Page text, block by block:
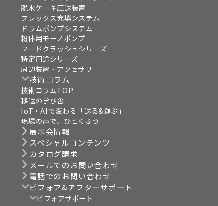
脱水ケーキ圧送装置
フレックス充填システム
ドラムポンプシステム
粉体用モーノポンプ
フードクラッシュシリーズ
特定用途シリーズ
周辺装置・アクセサリー
技術コラム
技術コラムTOP
移送の学び舎
IoT・AIで変わる「送る&運ぶ」
現場の声で、ひとくふう
展示会情報
スペシャルコンテンツ
カタログ請求
メールでのお問い合わせ
電話でのお問い合わせ
ビフォア&アフターサポート
ビフォアサポート